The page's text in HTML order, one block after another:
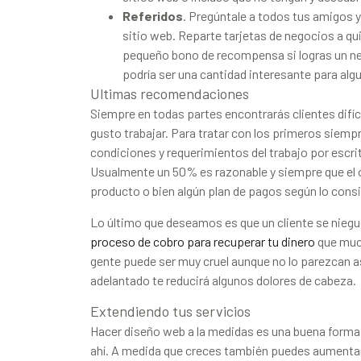
Referidos. Pregúntale a todos tus amigos
sitio web. Reparte tarjetas de negocios a
pequeño bono de recompensa si logras un
podría ser una cantidad interesante para
Ultimas recomendaciones
Siempre en todas partes encontrarás clientes
gusto trabajar. Para tratar con los primeros
condiciones y requerimientos del trabajo por
Usualmente un 50% es razonable y siempre que
producto o bien algún plan de pagos según lo
Lo último que deseamos es que un cliente se
proceso de cobro para recuperar tu dinero que
gente puede ser muy cruel aunque no lo parezcan
adelantado te reducirá algunos dolores de cabeza.
Extendiendo tus servicios
Hacer diseño web a la medidas es una buena
ahí. A medida que creces también puedes